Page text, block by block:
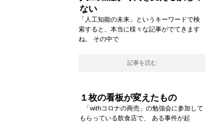
ない
「人工知能の未来」というキーワードで検
索すると、本当に様々な記事がでてきます
ね。 その中で
記事を読む
１枚の看板が変えたもの
「withコロナの商売」の勉強会に参加して
もらっている飲食店で、 ある事件が起